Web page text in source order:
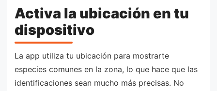
Activa la ubicación en tu
dispositivo
La app utiliza tu ubicación para mostrarte
especies comunes en la zona, lo que hace que las
identificaciones sean mucho más precisas. No